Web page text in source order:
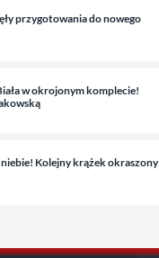
przygotowania do nowego
w okrojonym komplecie!
Kolejny krążek okraszony